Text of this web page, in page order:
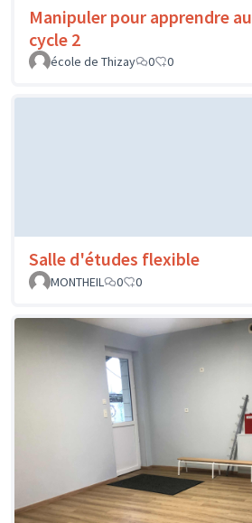
Manipuler pour apprendre au
cycle 2
école de Thizay
0 0
Salle d'études flexible
MONTHEIL
0 0